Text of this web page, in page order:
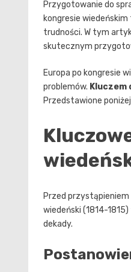
Przygotowanie do
kongresie
trudności. W tym
skutecznym
Europa po kongresie
problemów.
Przedstawione
Przed
wiedeński (1814-
dekady.